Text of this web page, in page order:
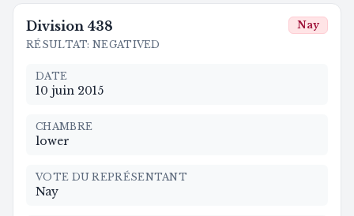
Division 438
RÉSULTAT: NEGATIVED
Nay
DATE
10 juin 2015
CHAMBRE
lower
VOTE DU REPRÉSENTANT
Nay